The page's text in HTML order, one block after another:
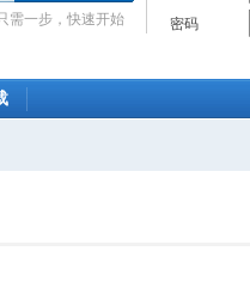
密码
需一步，快速开始